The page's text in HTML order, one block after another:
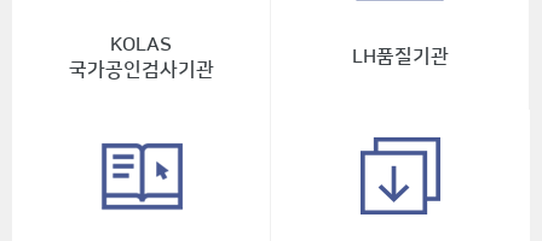
KOLAS
국가공인검사기관
LH품질기관